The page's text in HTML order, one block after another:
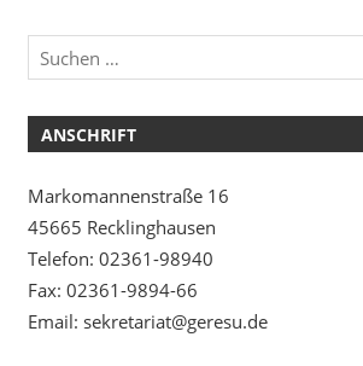
ANSCHRIFT
Markomannenstraße 16
45665 Recklinghausen
Telefon: 02361-98940
Fax: 02361-9894-66
Email: sekretariat@geresu.de